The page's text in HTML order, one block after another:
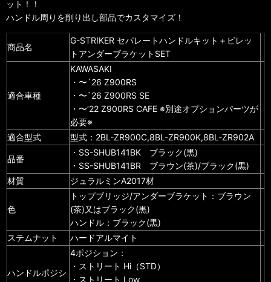
ット！！
ハンドル周りを削り出し部品でカスタマイズ！
商品名
G-STRIKER セパレートハンドルキット＋ビレッ
トアンダーブラケットSET
適合車種
KAWASAKI
・〜`26 Z900RS
・〜`26 Z900RS SE
・〜‘22 Z900RS CAFE ※別途オプションパーツが
必要※
適合型式
型式：2BL-ZR900C,8BL-ZR900K,8BL-ZR902A
品番
・SS-SHUB141BK ブラック(黒)
・SS-SHUB141BR ブラウン(茶)/ブラック(黒)
材質
ジュラルミンA2017材
色
トップブリッジ/アンダーブラケット：ブラウン
(茶)又はブラック(黒)
ハンドル：ブラック(黒)
ステムナット
ハードアルマイト
ハンドルポジシ
4ポジション：
・ストリート Hi（STD）
・ストリート Low